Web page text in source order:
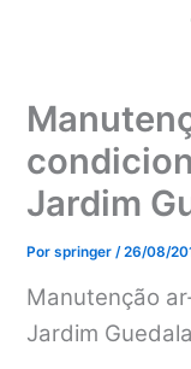
Jardim
Porspringer /26/08/
Manutenção
Jardim